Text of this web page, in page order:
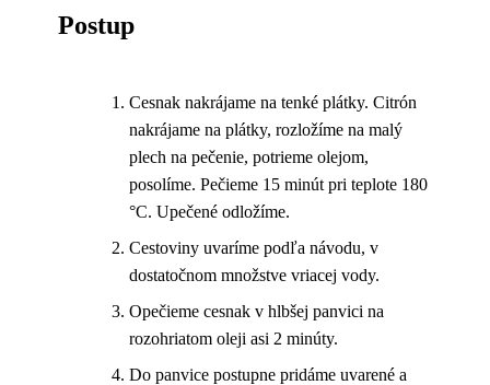
Postup
Cesnak nakrájame na tenké plátky. Citrón
nakrájame na plátky, rozložíme na malý
plech na pečenie, potrieme olejom,
posolíme. Pečieme 15 minút pri teplote 180
°C. Upečené odložíme.
Cestoviny uvaríme podľa návodu, v
dostatočnom množstve vriacej vody.
Opečieme cesnak v hlbšej panvici na
rozohriatom oleji asi 2 minúty.
Do panvice postupne pridáme uvarené a